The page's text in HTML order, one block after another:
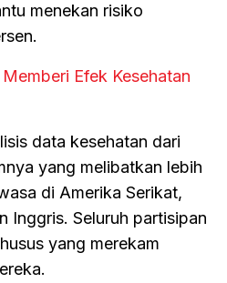
menekan risiko
Efek Kesehatan
data kesehatan dari
yang melibatkan lebih
di Amerika Serikat,
Inggris. Seluruh partisipan
yang merekam